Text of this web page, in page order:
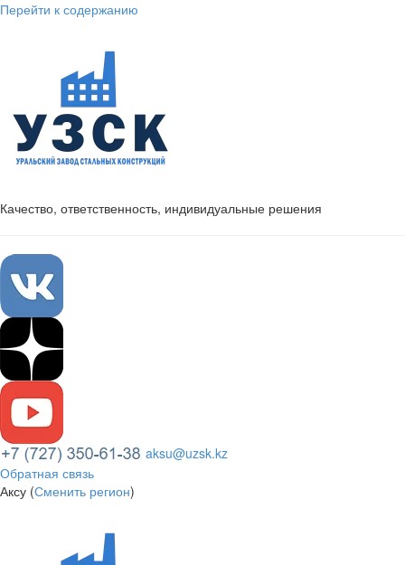
Перейти к содержанию
Качество, ответственность, индивидуальные решения
aksu@uzsk.kz
Обратная связь
Аксу (Сменить регион)